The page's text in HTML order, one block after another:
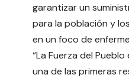
garantizar un
para la población y
en un foco de
“La Fuerza del
una de las primeras